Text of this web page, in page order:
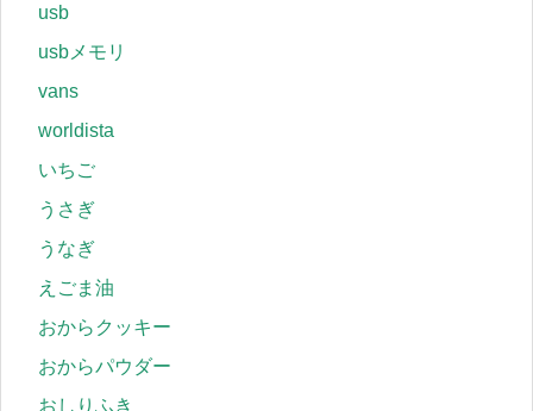
usb
usbメモリ
vans
worldista
いちご
うさぎ
うなぎ
えごま油
おからクッキー
おからパウダー
おしりふき